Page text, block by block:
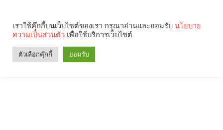
เราใช้คุ๊กกี้บนเว็บไซต์ของเรา กรุณาอ่านและยอมรับ นโยบาย
ความเป็นส่วนตัว เพื่อใช้บริการเว็บไซต์
ตัวเลือกคุ๊กกี้ ยอมรับ